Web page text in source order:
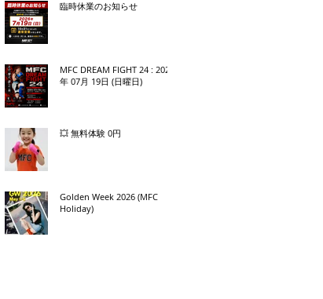
臨時休業のお知らせ
MFC DREAM FIGHT 24 : 2026
年 07月 19日 (日曜日)
💥 無料体験 0円
Golden Week 2026 (MFC
Holiday)